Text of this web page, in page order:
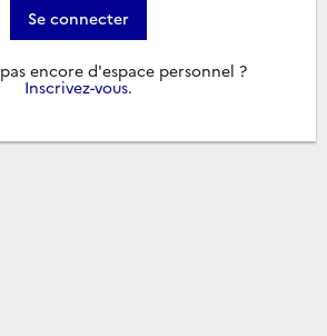
Se connecter
pas encore d'espace personnel ?
Inscrivez-vous.